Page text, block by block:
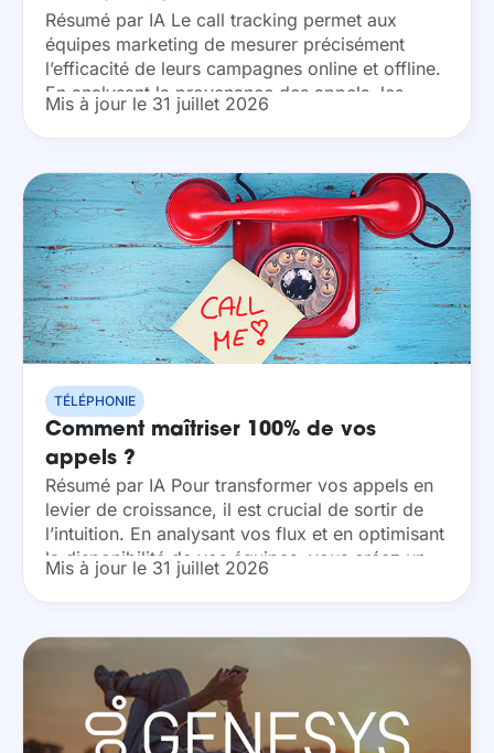
Résumé par IA Le call tracking permet aux
équipes marketing de mesurer précisément
l’efficacité de leurs campagnes online et offline.
En analysant la provenance des appels, les
entreprises optimisent leurs investissements
publicitaires vers les canaux les...
Mis à jour le 31 juillet 2026
TÉLÉPHONIE
Comment maîtriser 100% de vos
appels ?
Résumé par IA Pour transformer vos appels en
levier de croissance, il est crucial de sortir de
l’intuition. En analysant vos flux et en optimisant
la disponibilité de vos équipes, vous créez un
lien de proximité...
Mis à jour le 31 juillet 2026